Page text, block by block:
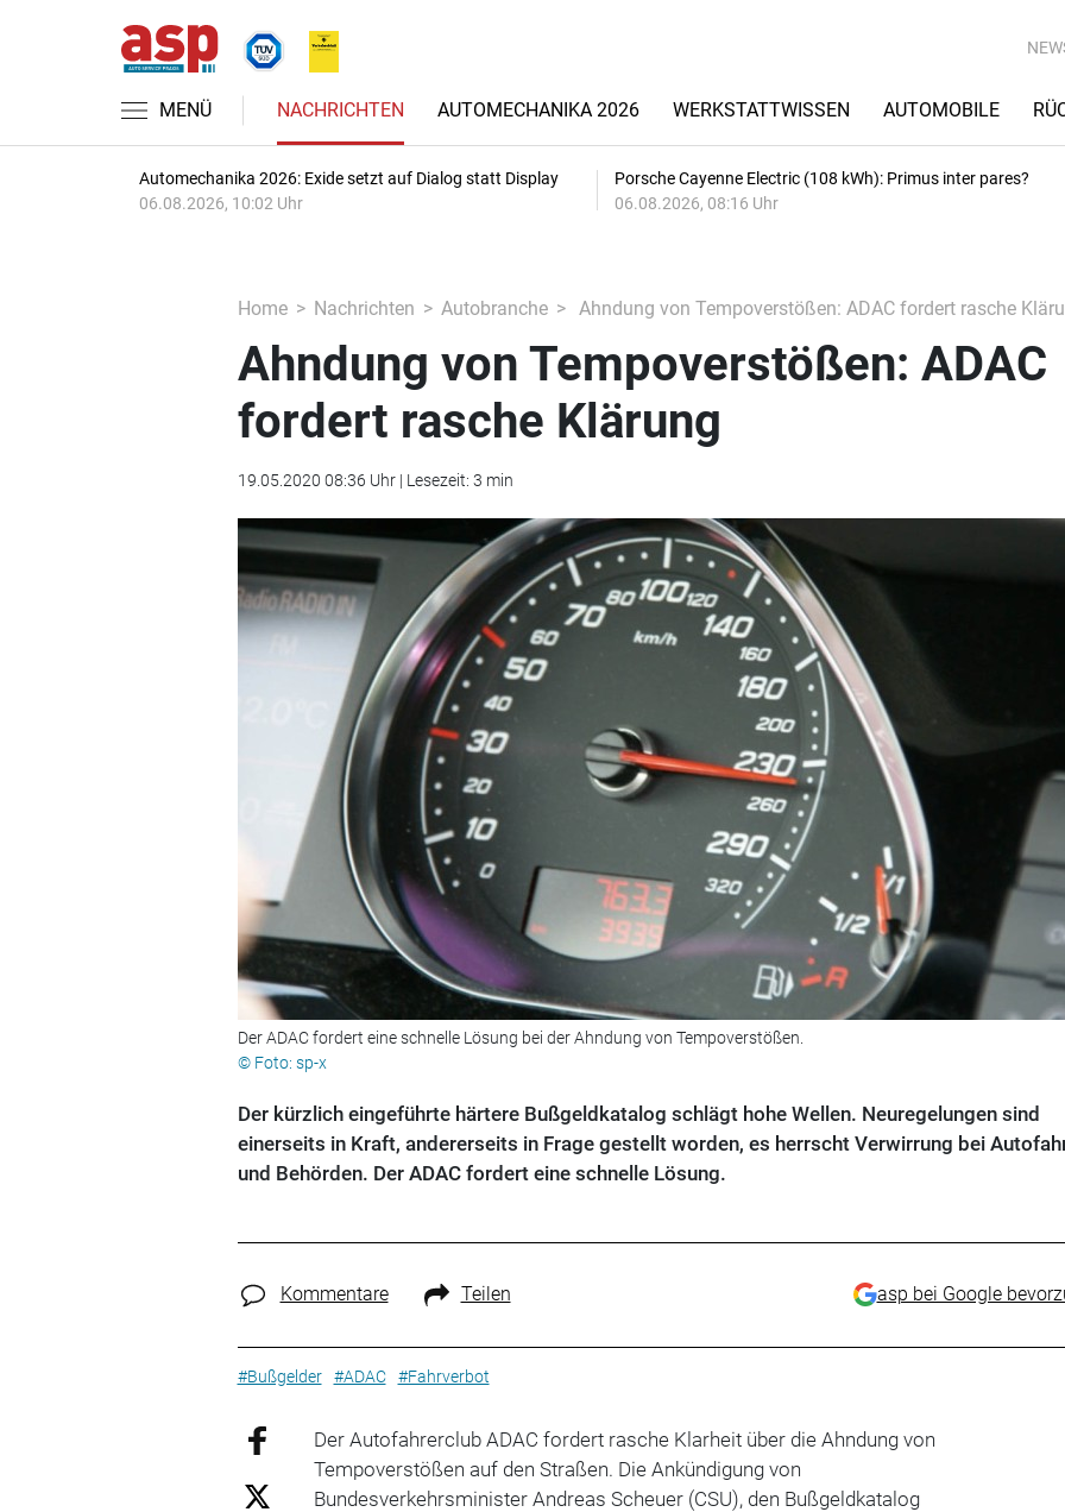
MENÜ NACHRICHTEN AUTOMECHANIKA 2026 WERKSTATTWISSEN AUTOMOBILE
Automechanika 2026: Exide setzt auf Dialog statt Display
06.08.2026, 10:02 Uhr
Porsche Cayenne Electric (108 kWh): Primus inter pares?
06.08.2026, 08:16 Uhr
Home Nachrichten Autobranche Ahndung von Tempoverstößen: ADAC fordert rasche
Ahndung von Tempoverstößen: ADAC
fordert rasche Klärung
19.05.2020 08:36 Uhr | Lesezeit: 3 min
Der ADAC fordert eine schnelle Lösung bei der Ahndung von Tempoverstößen.
© Foto: sp-x
Der kürzlich eingeführte härtere Bußgeldkatalog schlägt hohe Wellen. Neuregelungen sind
einerseits in Kraft, andererseits in Frage gestellt worden, es herrscht Verwirrung bei
und Behörden. Der ADAC fordert eine schnelle Lösung.
Kommentare Teilen asp bei Google
#Bußgelder #ADAC #Fahrverbot
Der Autofahrerclub ADAC fordert rasche Klarheit über die Ahndung von
Tempoverstößen auf den Straßen. Die Ankündigung von
Bundesverkehrsminister Andreas Scheuer (CSU), den Bußgeldkatalog